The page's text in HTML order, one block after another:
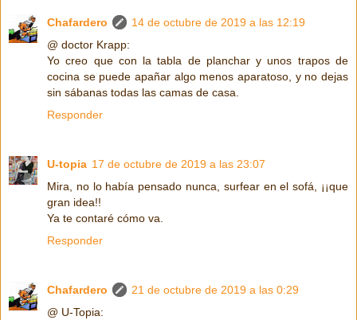
Chafardero
14 de octubre de 2019 a las 12:19
@ doctor Krapp:
Yo creo que con la tabla de planchar y unos trapos de
cocina se puede apañar algo menos aparatoso, y no dejas
sin sábanas todas las camas de casa.
Responder
U-topia 17 de octubre de 2019 a las 23:07
Mira, no lo había pensado nunca, surfear en el sofá, ¡¡que
gran idea!!
Ya te contaré cómo va.
Responder
Chafardero
21 de octubre de 2019 a las 0:29
@ U-Topia: